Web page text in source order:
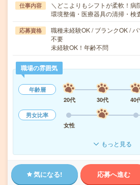
仕事内容
＼どこよりもシフトが柔軟！病
環境整備・医療器具の清掃・
応募資格
職種未経験OK / ブランクOK /
不要
未経験OK！年齢不問
職場の雰囲気
年齢層
20代
30代 40
男女比率
女性
もっと見る
気になる! 応募へ進む